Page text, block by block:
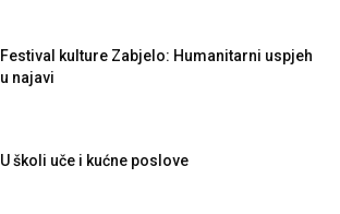
Festival kulture Zabjelo: Humanitarni uspjeh
u najavi
U školi uče i kućne poslove